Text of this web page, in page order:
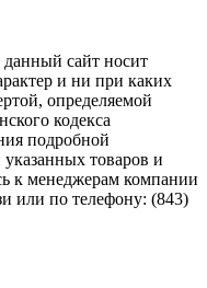
сайт носит
и ни при каких
определяемой
кодекса
подробной
товаров и
к менеджерам компании
или по телефону: (843)